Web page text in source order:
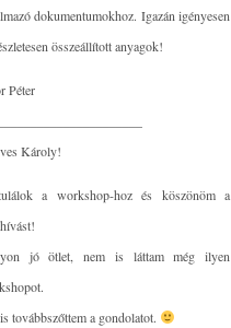
dokumentumokhoz. Igazán igényesen
összeállított anyagok!
Péter
Károly!
a workshop-hoz és köszönöm a
jó ötlet, nem is láttam még ilyen
továbbszőttem a gondolatot.